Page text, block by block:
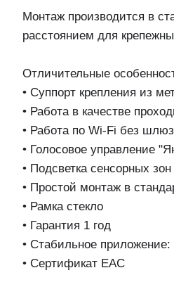
Монтаж производится в
расстоянием для
Отличительные
• Суппорт крепления из
• Работа в качестве
• Работа по Wi-Fi без
• Голосовое управление
• Подсветка сенсорных зон
• Простой монтаж в
• Рамка стекло
• Гарантия 1 год
• Стабильное
• Сертификат EAC